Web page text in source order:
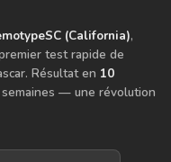
(California),
test rapide de
Résultat en 10
— une révolution